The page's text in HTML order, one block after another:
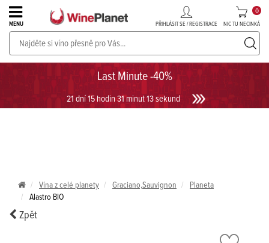
Last Minute -40%
21 dní 15 hodin 31 minut 12 sekund
MENU PŘIHLÁSIT SE / REGISTRACE NIC TU NECINKÁ
0
PROSECCO v akci až do -30%!UKÁZAT PROSECCO
Vína z celé planety Graciano,Sauvignon
Planeta
Alastro BIO
Zpět